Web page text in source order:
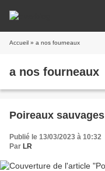
Accueil » a nos fourneaux
a nos fourneaux
Poireaux sauvages
Publié le 13/03/2023 à 10:32
Par LR